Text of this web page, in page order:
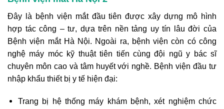
Đây là bệnh viện mắt đầu tiên được xây dựng mô hình
hợp tác công – tư, dựa trên nền tảng uy tín lâu đời của
Bệnh viện mắt Hà Nội. Ngoài ra, bệnh viện còn có công
nghệ máy móc kỹ thuật tiên tiến cùng đội ngũ y bác sĩ
chuyên môn cao và tâm huyết với nghề. Bệnh viện đầu tư
nhập khẩu thiết bị y tế hiện đại:
Trang bị hệ thống máy khám bệnh, xét nghiệm chức